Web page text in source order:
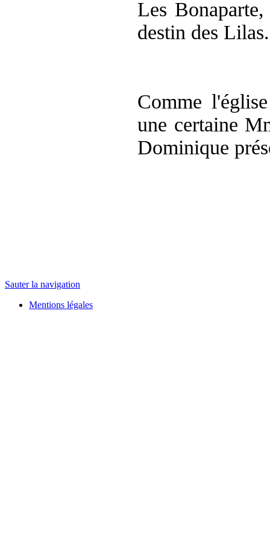
Les
destin des Lilas.
Comme
une certaine
Dominique
Sauter la navigation
Mentions légales